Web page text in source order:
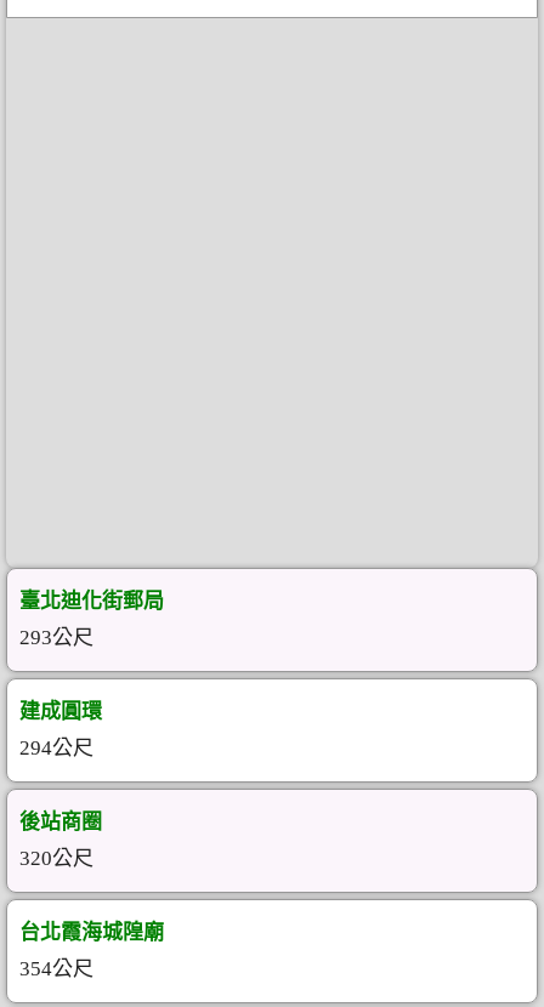
臺北迪化街郵局
293公尺
建成圓環
294公尺
後站商圈
320公尺
台北霞海城隍廟
354公尺